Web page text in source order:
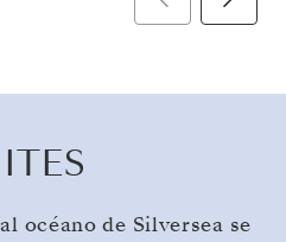
océano de Silversea se